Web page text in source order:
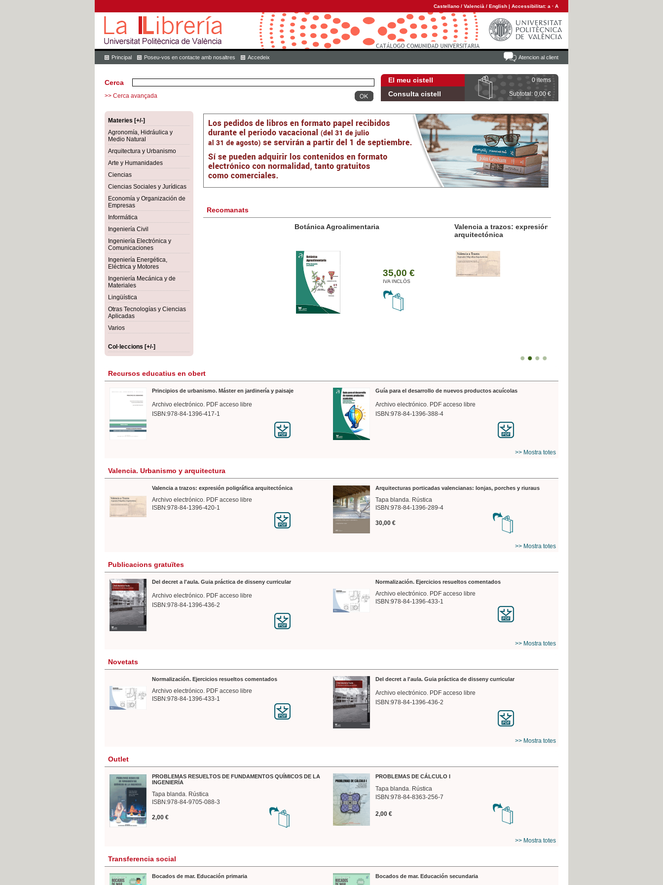
Castellano / Valencià / English | Accessibilitat: a · A
Atencion al client
Principal Poseu-vos en contacte amb nosaltres Accedeix
El meu cistell 0 items
Consulta cistell Subtotal: 0,00 €
Cerca
>> Cerca avançada
Materies [+/-]
Agronomía, Hidráulica y
Medio Natural
Arquitectura y Urbanismo
Arte y Humanidades
Ciencias
Ciencias Sociales y Jurídicas
Economía y Organización de
Empresas
Informática
Ingeniería Civil
Ingeniería Electrónica y
Comunicaciones
Ingeniería Energética,
Eléctrica y Motores
Ingeniería Mecánica y de
Materiales
Lingüística
Otras Tecnologías y Ciencias
Aplicadas
Varios
Col·leccions [+/-]
Recomanats
35,00 €
IVA INCLÒS
Valencia a trazos: expresión poligráfica
Recursos educatius en obert
Principios de urbanismo. Máster en jardinería y paisaje
Archivo electrónico. PDF acceso libre
ISBN:978-84-1396-417-1
Guía para el desarrollo de nuevos productos acuícolas
Archivo electrónico. PDF acceso libre
ISBN:978-84-1396-388-4
>> Mostra totes
Valencia. Urbanismo y arquitectura
Valencia a trazos: expresión poligráfica arquitectónica
Archivo electrónico. PDF acceso libre
ISBN:978-84-1396-420-1
Arquitecturas porticadas valencianas: lonjas, porches y riuraus
Tapa blanda. Rústica
ISBN:978-84-1396-289-4
30,00 €
>> Mostra totes
Publicacions gratuïtes
Del decret a l'aula. Guia práctica de disseny curricular
Archivo electrónico. PDF acceso libre
ISBN:978-84-1396-436-2
Normalización. Ejercicios resueltos comentados
Archivo electrónico. PDF acceso libre
ISBN:978-84-1396-433-1
>> Mostra totes
Novetats
Normalización. Ejercicios resueltos comentados
Archivo electrónico. PDF acceso libre
ISBN:978-84-1396-433-1
Del decret a l'aula. Guia práctica de disseny curricular
Archivo electrónico. PDF acceso libre
ISBN:978-84-1396-436-2
>> Mostra totes
Outlet
PROBLEMAS RESUELTOS DE FUNDAMENTOS QUÍMICOS DE LA
INGENIERÍA
Tapa blanda. Rústica
ISBN:978-84-9705-088-3
2,00 €
PROBLEMAS DE CÁLCULO I
Tapa blanda. Rústica
ISBN:978-84-8363-256-7
2,00 €
>> Mostra totes
Transferencia social
Bocados de mar. Educación primaria Bocados de mar. Educación secundaria